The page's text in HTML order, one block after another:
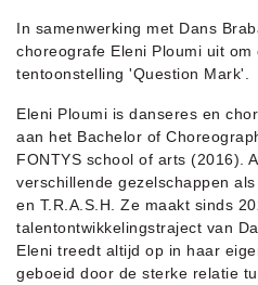
In samenwerking met Dans
choreografe Eleni Ploumi uit
tentoonstelling 'Question Mark'.
Eleni Ploumi is danseres en
aan het Bachelor of
FONTYS school of arts (2016).
verschillende gezelschappen
en T.R.A.S.H. Ze maakt sinds
talentontwikkelingstraject van
Eleni treedt altijd op in haar
geboeid door de sterke relatie